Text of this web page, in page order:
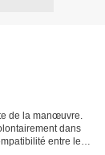
de la manœuvre.
dans
entre les